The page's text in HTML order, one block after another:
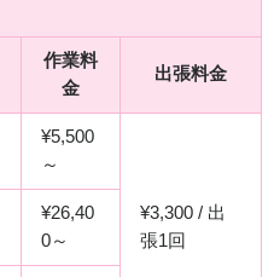
作業料
金
出張料金
¥5,500
～
¥3,300 / 出
張1回
¥26,40
0～